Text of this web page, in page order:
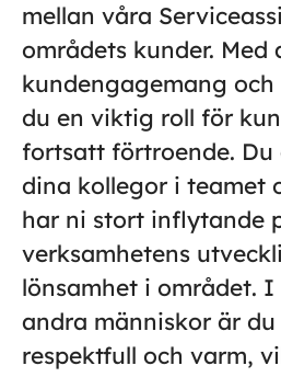
mellan våra
områdets kunder. Med
kundengagemang
du en viktig roll för
fortsatt förtroende. Du
dina kollegor i teamet
har ni stort inflytande
verksamhetens
lönsamhet i området.
andra människor är
respektfull och varm,